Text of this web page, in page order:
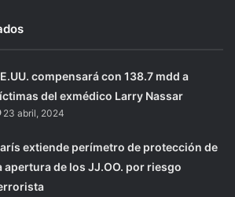
compensará con 138.7 mdd a
del exmédico Larry Nassar
23 abril, 2024
extiende perímetro de protección de
apertura de los JJ.OO. por riesgo